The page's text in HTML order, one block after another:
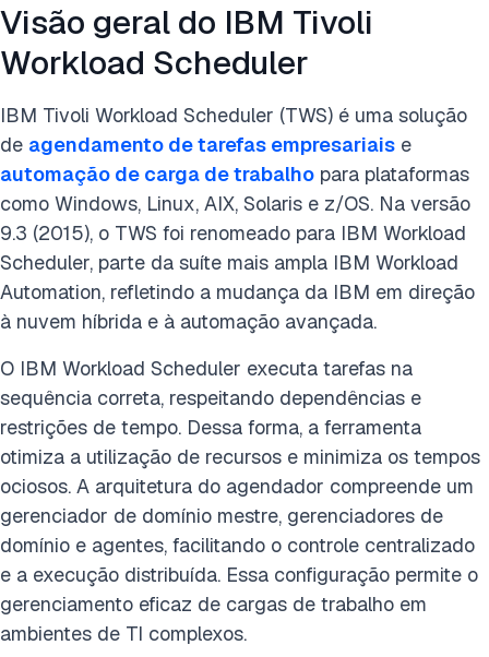
Visão geral do IBM Tivoli
Workload Scheduler
IBM Tivoli Workload Scheduler (TWS) é uma solução
de agendamento de tarefas empresariais e
automação de carga de trabalho para plataformas
como Windows, Linux, AIX, Solaris e z/OS. Na versão
9.3 (2015), o TWS foi renomeado para IBM Workload
Scheduler, parte da suíte mais ampla IBM Workload
Automation, refletindo a mudança da IBM em direção
à nuvem híbrida e à automação avançada.
O IBM Workload Scheduler executa tarefas na
sequência correta, respeitando dependências e
restrições de tempo. Dessa forma, a ferramenta
otimiza a utilização de recursos e minimiza os tempos
ociosos. A arquitetura do agendador compreende um
gerenciador de domínio mestre, gerenciadores de
domínio e agentes, facilitando o controle centralizado
e a execução distribuída. Essa configuração permite o
gerenciamento eficaz de cargas de trabalho em
ambientes de TI complexos.